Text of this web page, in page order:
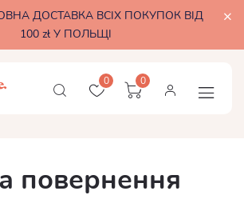
ДОСТАВКА ВСІХ ПОКУПОК ВІД
100 zł У ПОЛЬЩІ
0 0
повернення